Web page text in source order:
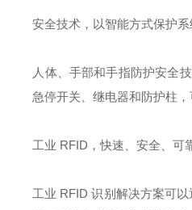
安全技术，以智能方式保护系
人体、手部和手指防护安全
急停开关、继电器和防护柱
工业 RFID，快速、安全、可
工业 RFID 识别解决方案可